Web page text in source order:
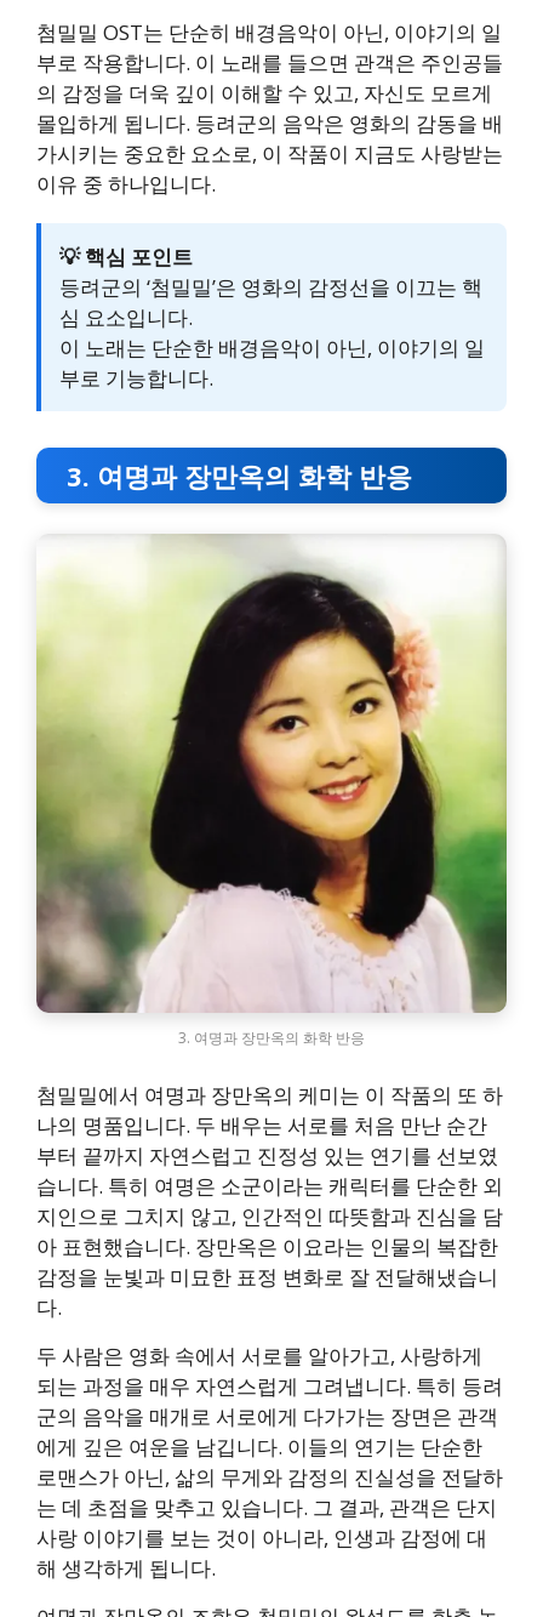
첨밀밀 OST는 단순히 배경음악이 아닌, 이야기의 일
부로 작용합니다. 이 노래를 들으면 관객은 주인공들
의 감정을 더욱 깊이 이해할 수 있고, 자신도 모르게
몰입하게 됩니다. 등려군의 음악은 영화의 감동을 배
가시키는 중요한 요소로, 이 작품이 지금도 사랑받는
이유 중 하나입니다.
💡 핵심 포인트
등려군의 ‘첨밀밀’은 영화의 감정선을 이끄는 핵
심 요소입니다.
이 노래는 단순한 배경음악이 아닌, 이야기의 일
부로 기능합니다.
3. 여명과 장만옥의 화학 반응
3. 여명과 장만옥의 화학 반응
첨밀밀에서 여명과 장만옥의 케미는 이 작품의 또 하
나의 명품입니다. 두 배우는 서로를 처음 만난 순간
부터 끝까지 자연스럽고 진정성 있는 연기를 선보였
습니다. 특히 여명은 소군이라는 캐릭터를 단순한 외
지인으로 그치지 않고, 인간적인 따뜻함과 진심을 담
아 표현했습니다. 장만옥은 이요라는 인물의 복잡한
감정을 눈빛과 미묘한 표정 변화로 잘 전달해냈습니
다.
두 사람은 영화 속에서 서로를 알아가고, 사랑하게
되는 과정을 매우 자연스럽게 그려냅니다. 특히 등려
군의 음악을 매개로 서로에게 다가가는 장면은 관객
에게 깊은 여운을 남깁니다. 이들의 연기는 단순한
로맨스가 아닌, 삶의 무게와 감정의 진실성을 전달하
는 데 초점을 맞추고 있습니다. 그 결과, 관객은 단지
사랑 이야기를 보는 것이 아니라, 인생과 감정에 대
해 생각하게 됩니다.